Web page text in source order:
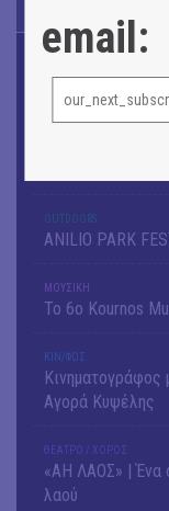
OUTDΟORS
4ο Pig Floyd –
Floyd
OUTDΟORS
ANILIO PARK
ΜΟΥΣΙΚΗ
Το 6ο Kournos
ΚΙΝ/ΦΟΣ
Κινηματογράφος
Αγορά Κυψέλης
ΘΕΑΤΡΟ / ΧΟΡΟΣ
«ΑΗ ΛΑΟΣ» | Ένα
λαού
email: